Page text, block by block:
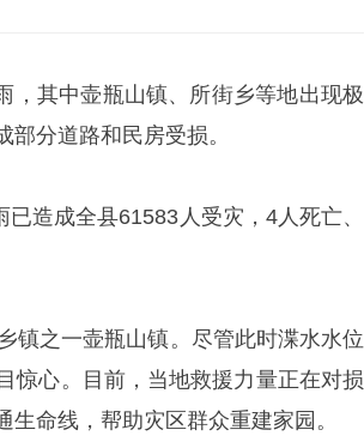
，其中壶瓶山镇、所街乡等地出现极
分道路和民房受损。
造成全县61583人受灾，4人死亡、
镇之一壶瓶山镇。尽管此时渫水水位
惊心。目前，当地救援力量正在对损
命线，帮助灾区群众重建家园。